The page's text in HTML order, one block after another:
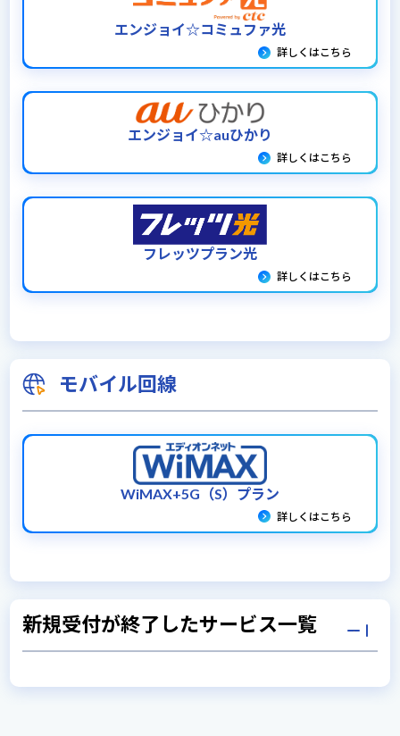
エンジョイ☆コミュファ光
詳しくはこちら
エンジョイ☆auひかり
詳しくはこちら
フレッツプラン光
詳しくはこちら
モバイル回線
WiMAX+5G（S）プラン
詳しくはこちら
新規受付が終了したサービス一覧